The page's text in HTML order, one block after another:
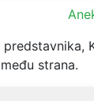
strana.